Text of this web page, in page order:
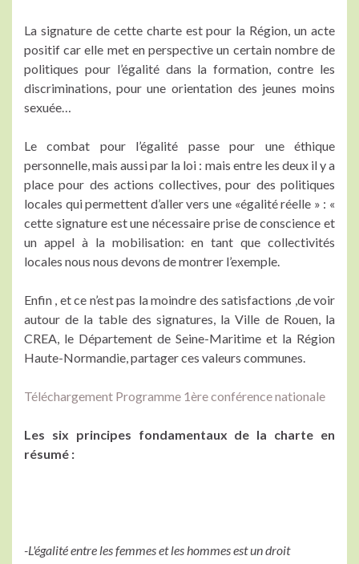
La signature de cette charte est pour la Région, un acte
positif car elle met en perspective un certain nombre de
politiques pour l’égalité dans la formation, contre les
discriminations, pour une orientation des jeunes moins
sexuée…
Le combat pour l’égalité passe pour une éthique
personnelle, mais aussi par la loi : mais entre les deux il y a
place pour des actions collectives, pour des politiques
locales qui permettent d’aller vers une «égalité réelle » : «
cette signature est une nécessaire prise de conscience et
un appel à la mobilisation: en tant que collectivités
locales nous nous devons de montrer l’exemple.
Enfin , et ce n’est pas la moindre des satisfactions ,de voir
autour de la table des signatures, la Ville de Rouen, la
CREA, le Département de Seine-Maritime et la Région
Haute-Normandie, partager ces valeurs communes.
Téléchargement Programme 1ère conférence nationale
Les six principes fondamentaux de la charte en
résumé :
-L'égalité entre les femmes et les hommes est un droit